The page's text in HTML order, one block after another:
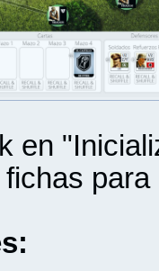
en
para